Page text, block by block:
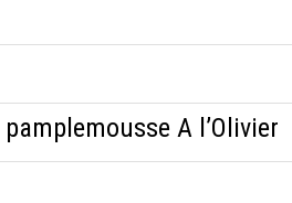
A l’Olivier